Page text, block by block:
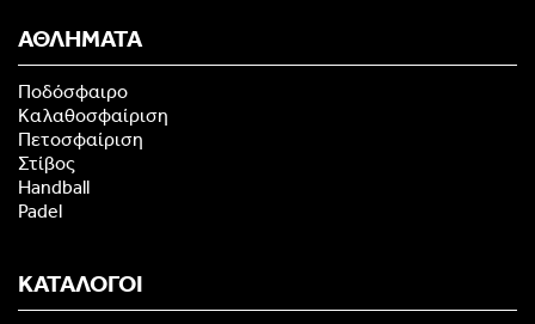
ΑΘΛΗΜΑΤΑ
Ποδόσφαιρο
Καλαθοσφαίριση
Πετοσφαίριση
Στίβος
Handball
Padel
ΚΑΤΑΛΟΓΟΙ